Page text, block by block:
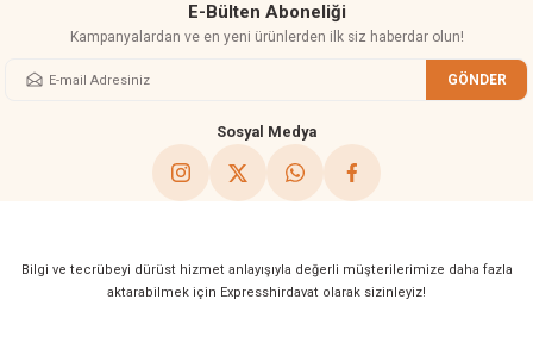
E-Bülten Aboneliği
Kampanyalardan ve en yeni ürünlerden ilk siz haberdar olun!
GÖNDER
Sosyal Medya
Bilgi ve tecrübeyi dürüst hizmet anlayışıyla değerli müşterilerimize daha fazla
aktarabilmek için Expresshirdavat olarak sizinleyiz!